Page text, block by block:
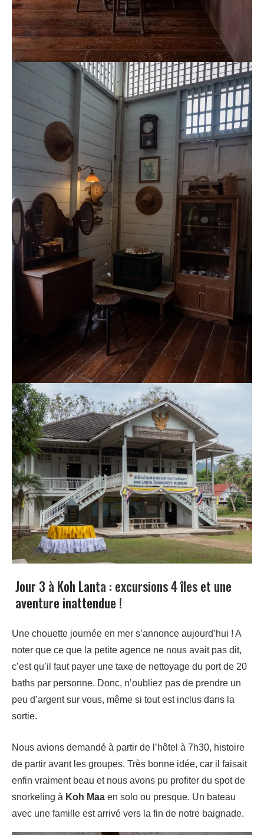
Jour 3 à Koh Lanta : excursions 4 îles et une
aventure inattendue !
Une chouette journée en mer s’annonce aujourd’hui ! A
noter que ce que la petite agence ne nous avait pas dit,
c’est qu’il faut payer une taxe de nettoyage du port de 20
baths par personne. Donc, n’oubliez pas de prendre un
peu d’argent sur vous, même si tout est inclus dans la
sortie.
Nous avions demandé à partir de l’hôtel à 7h30, histoire
de partir avant les groupes. Très bonne idée, car il faisait
enfin vraiment beau et nous avons pu profiter du spot de
snorkeling à Koh Maa en solo ou presque. Un bateau
avec une famille est arrivé vers la fin de notre baignade.